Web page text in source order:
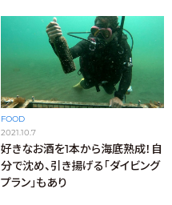
FOOD
2021.10.7
好きなお酒を1本から海底熟成！自
分で沈め、引き揚げる「ダイビング
プラン」もあり